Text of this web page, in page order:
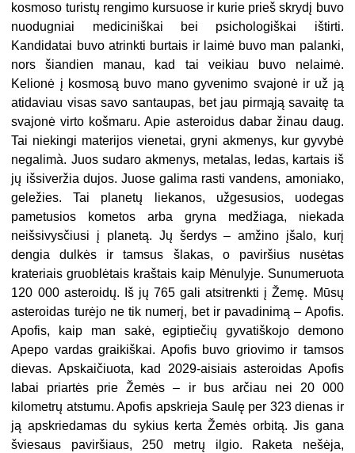
kosmoso turistų rengimo kursuose ir kurie prieš skrydį buvo
nuodugniai mediciniškai bei psichologiškai ištirti.
Kandidatai buvo atrinkti burtais ir laimė buvo man palanki,
nors šiandien manau, kad tai veikiau buvo nelaimė.
Kelionė į kosmosą buvo mano gyvenimo svajonė ir už ją
atidaviau visas savo santaupas, bet jau pirmąją savaitę ta
svajonė virto košmaru. Apie asteroidus dabar žinau daug.
Tai niekingi materijos vienetai, gryni akmenys, kur gyvybė
negalimà. Juos sudaro akmenys, metalas, ledas, kartais iš
jų išsiveržia dujos. Juose galima rasti vandens, amoniako,
geležies. Tai planetų liekanos, užgesusios, uodegas
pametusios kometos arba gryna medžiaga, niekada
neišsivysčiusi į planetą. Jų šerdys – amžino įšalo, kurį
dengia dulkės ir tamsus šlakas, o paviršius nusėtas
krateriais gruoblėtais kraštais kaip Mėnulyje. Sunumeruota
120 000 asteroidų. Iš jų 765 gali atsitrenkti į Žemę. Mūsų
asteroidas turėjo ne tik numerį, bet ir pavadinimą – Apofis.
Apofis, kaip man sakė, egiptiečių gyvatiškojo demono
Apepo vardas graikiškai. Apofis buvo griovimo ir tamsos
dievas. Apskaičiuota, kad 2029-aisiais asteroidas Apofis
labai priartės prie Žemės – ir bus arčiau nei 20 000
kilometrų atstumu. Apofis apskrieja Saulę per 323 dienas ir
ją apskriedamas du sykius kerta Žemės orbitą. Jis gana
šviesaus paviršiaus, 250 metrų ilgio. Raketa nešėja,